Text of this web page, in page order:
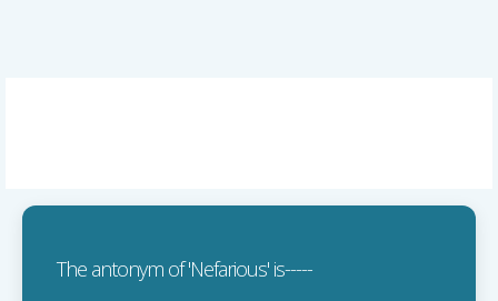
The antonym of 'Nefarious' is-----